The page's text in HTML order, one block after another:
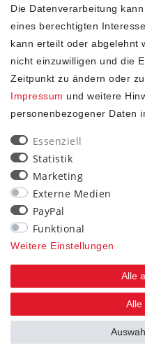
SHOP
Impressum
Daten­schutz­erklärung
AGB
Widerrufs­recht
STAY CONNECTED
Die Datenverarbeitung
eines berechtigten
kann erteilt oder abgelehnt
nicht einzuwilligen und die
Zeitpunkt zu ändern oder
Impressum und weitere
personenbezogener Daten
Essenziell
Statistik
Marketing
Externe Medien
PayPal
Funktional
Weitere Einstellungen
Alle
Alle